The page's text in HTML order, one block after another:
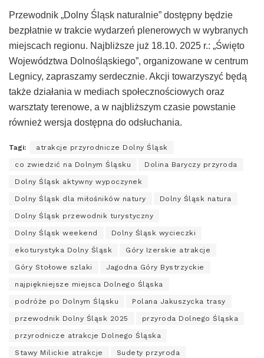
Przewodnik „Dolny Śląsk naturalnie” dostępny będzie
bezpłatnie w trakcie wydarzeń plenerowych w wybranych
miejscach regionu. Najbliższe już 18.10. 2025 r.: „Święto
Województwa Dolnośląskiego”, organizowane w centrum
Legnicy, zapraszamy serdecznie. Akcji towarzyszyć będą
także działania w mediach społecznościowych oraz
warsztaty terenowe, a w najbliższym czasie powstanie
również wersja dostępna do odsłuchania.
Tagi: atrakcje przyrodnicze Dolny Śląsk
co zwiedzić na Dolnym Śląsku Dolina Baryczy przyroda
Dolny Śląsk aktywny wypoczynek
Dolny Śląsk dla miłośników natury Dolny Śląsk natura
Dolny Śląsk przewodnik turystyczny
Dolny Śląsk weekend Dolny Śląsk wycieczki
ekoturystyka Dolny Śląsk Góry Izerskie atrakcje
Góry Stołowe szlaki Jagodna Góry Bystrzyckie
najpiękniejsze miejsca Dolnego Śląska
podróże po Dolnym Śląsku Polana Jakuszycka trasy
przewodnik Dolny Śląsk 2025 przyroda Dolnego Śląska
przyrodnicze atrakcje Dolnego Śląska
Stawy Milickie atrakcje Sudety przyroda